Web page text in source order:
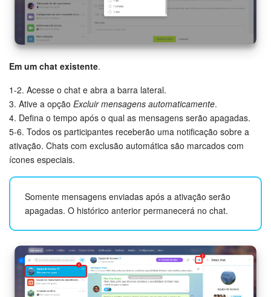
Gerenciamento do inventário
Empresa
Assinatura eletrônica para RH
Assinatura eletrônica
Base de conhecimento
Videoconferências em HD
Market (Aplicativos)
Assinatura
Configurações
Em um chat existente.
1-2. Acesse o chat e abra a barra lateral.
3. Ative a opção Excluir mensagens automaticamente.
4. Defina o tempo após o qual as mensagens serão apagadas.
5-6. Todos os participantes receberão uma notificação sobre a
ativação. Chats com exclusão automática são marcados com
ícones especiais.
Somente mensagens enviadas após a ativação serão
apagadas. O histórico anterior permanecerá no chat.